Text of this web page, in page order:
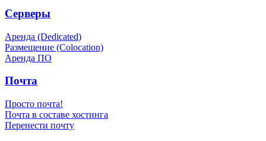
Серверы
Аренда (Dedicated)
Размещение (Colocation)
Аренда ПО
Почта
Просто почта!
Почта в составе хостинга
Перенести почту